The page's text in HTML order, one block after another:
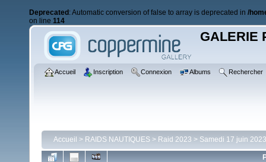
Deprecated : Automatic conversion of false to array is deprecated in /
on line 114
GALERIE
Accueil Inscription Connexion Albums Rechercher
Accueil > RAIDS NAUTIQUES > Raid 2023 > Samedi 17 juin